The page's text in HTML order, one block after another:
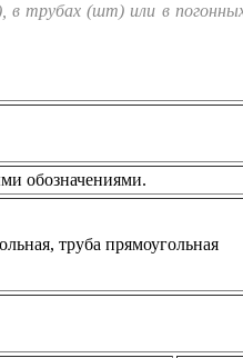
трубах (шт) или в
обозначениями.